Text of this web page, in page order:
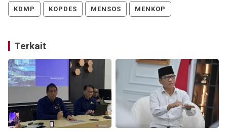
KDMP KOPDES MENSOS MENKOP
Terkait